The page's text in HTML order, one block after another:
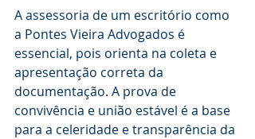
A assessoria de um escritório como
a Pontes Vieira Advogados é
essencial, pois orienta na coleta e
apresentação correta da
documentação. A prova de
convivência e união estável é a base
para a celeridade e transparência da